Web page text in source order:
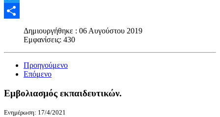
Twitter
Δημιουργήθηκε : 06 Αυγούστου 2019
Εμφανίσεις: 430
Προηγούμενο
Επόμενο
Εμβολιασμός εκπαιδευτικών.
Ενημέρωση: 17/4/2021